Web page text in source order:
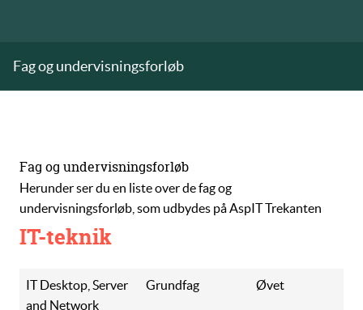
Fag og undervisningsforløb
Fag og undervisningsforløb
Herunder ser du en liste over de fag og
undervisningsforløb, som udbydes på AspIT Trekanten
IT-teknik
IT Desktop, Server
and Network
Grundfag Øvet